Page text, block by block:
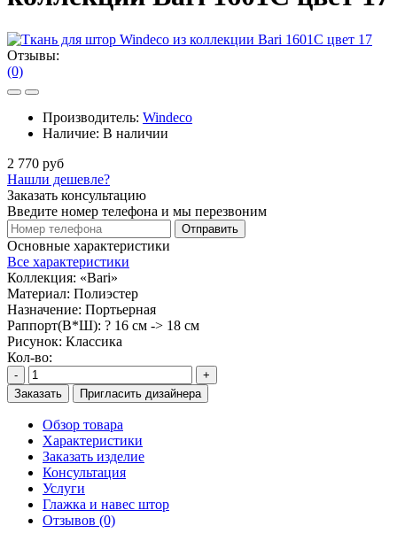
Отзывы:
(0)
Производитель: Windeco
Наличие: В наличии
2 770 руб
Нашли дешевле?
Заказать консультацию
Введите номер телефона и мы перезвоним
Отправить
Основные характеристики
Все характеристики
Коллекция: «Bari»
Материал: Полиэстер
Назначение: Портьерная
Раппорт(В*Ш): ? 16 см -> 18 см
Рисунок: Классика
Кол-во:
-
+
Заказать
Пригласить дизайнера
Обзор товара
Характеристики
Заказать изделие
Консультация
Услуги
Глажка и навес штор
Отзывов (0)